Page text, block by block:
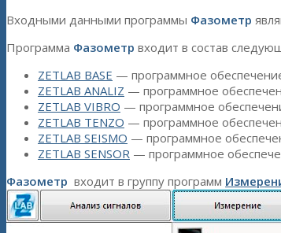
Входными данными программы Фазометр
Программа Фазометр входит в состав
ZETLAB BASE — программное
ZETLAB ANALIZ — программное
ZETLAB VIBRO — программное
ZETLAB TENZO — программное
ZETLAB SEISMO — программное
ZETLAB SENSOR — программное
Фазометр входит в группу программ